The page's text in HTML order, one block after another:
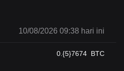
10/08/2026 09:38 hari ini
0.{5}7674 BTC